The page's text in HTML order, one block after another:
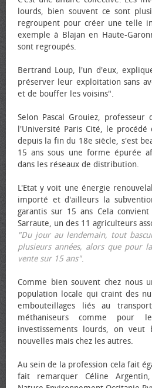
lourds, bien souvent ce sont
regroupent pour créer une telle
exemple à Blajan en Haute-
sont regroupés.
Bertrand Loup, l'un d'eux,
préserver leur exploitation sans
et de bouffer les voisins".
Selon Pascal Grouiez, professeur
l'Université Paris Cité, le procédé
depuis la fin du 18e siècle, s'est
15 ans sous une forme épurée
dans les réseaux de distribution.
L'Etat y voit une énergie
importé et d'ailleurs la
garantis sur 15 ans Cela
Sarraute, un des 11 agriculteurs
"Du jour au lendemain, tout
plusieurs années, alors que pour
vente sur 15 ans".
Comme bien souvent chez nous
population locale qui craint des
embouteillages liés au
méthaniseurs comme pour
investissements lourds, on veut
nouvelles mais chez les autres.
Au sein de la profession cela fait
fait remarquer Céline